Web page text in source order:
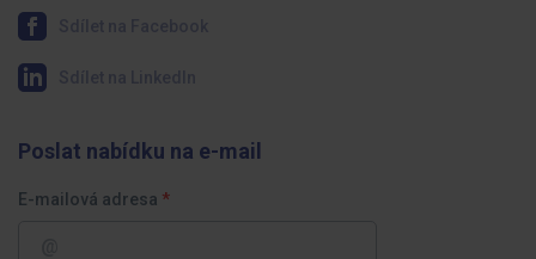
Poslat nabídku na e-mail
E-mailová adresa